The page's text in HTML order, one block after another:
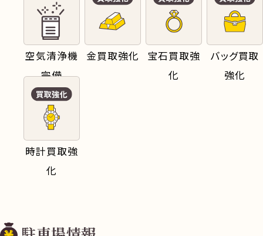
空気清浄機
完備
金買取強化
宝石買取強
化
バッグ買取
強化
時計買取強
化